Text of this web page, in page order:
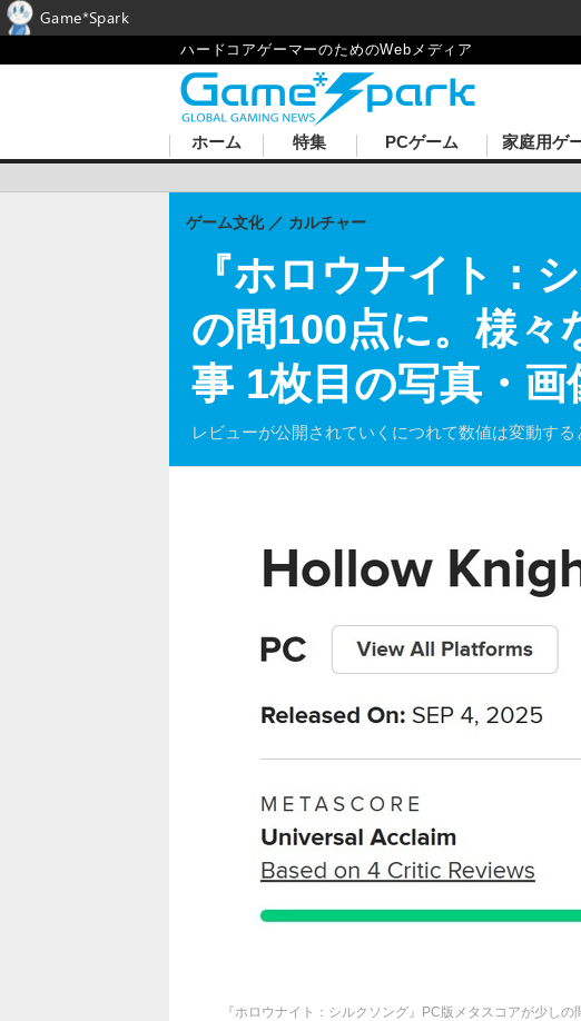
ハードコアゲーマーのためのWebメディア
ホーム 特集 PCゲーム 家庭用ゲ
『ホロウナイト：
の間100点に。様々
事 1枚目の写真・画
レビューが公開されていくにつれて数値は変動する
ゲーム文化 カルチャー
『ホロウナイト：シルクソング』PC版メタスコアが少し
Game*Spark